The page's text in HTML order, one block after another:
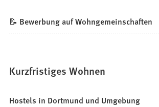
📝 Bewerbung auf Wohngemeinschaften
Kurzfristiges Wohnen
Hostels in Dortmund und Umgebung